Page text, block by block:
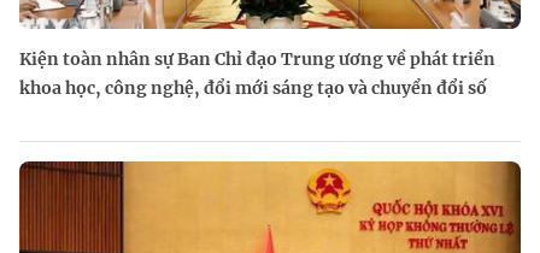
Kiện toàn nhân sự Ban Chỉ đạo Trung ương về phát triển
khoa học, công nghệ, đổi mới sáng tạo và chuyển đổi số